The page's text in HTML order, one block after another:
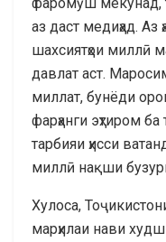
аз даст медиҳад. Аз
шахсиятҳои миллӣ
давлат аст.
миллат, бунёди
фарҳанги эҳтиром
тарбияи ҳисси
миллӣ нақши
Хулоса,
марҳилаи нави